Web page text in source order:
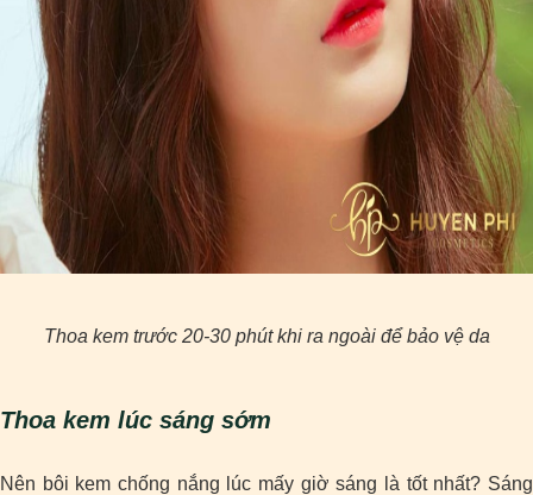
Thoa kem trước 20-30 phút khi ra ngoài để bảo vệ da
Thoa kem lúc sáng sớm
Nên bôi kem chống nắng lúc mấy giờ sáng là tốt nhất? Sáng